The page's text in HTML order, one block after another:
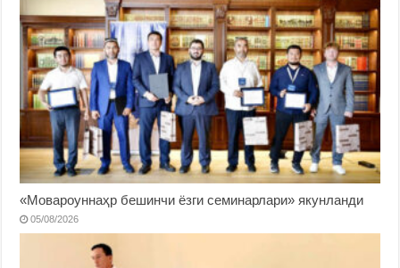
«Мовароуннаҳр бешинчи ёзги семинарлари» якунланди
05/08/2026